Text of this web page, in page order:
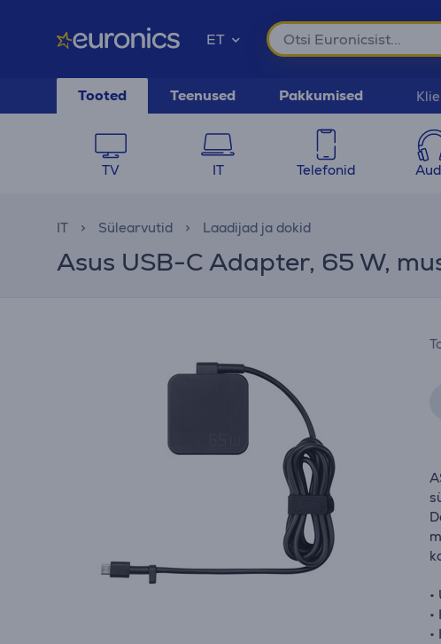
ET
Tooted Teenused Pakkumised
TV IT Telefonid
IT Sülearvutid Laadijad ja dokid
Asus USB-C Adapter, 65 W,
•
•
•